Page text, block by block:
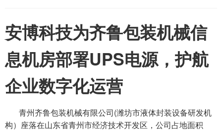
安博科技为齐鲁包装机械信
息机房部署UPS电源，护航
企业数字化运营
青州齐鲁包装机械有限公司(潍坊市液体封装设备研发机
构）座落在山东省青州市经济技术开发区，公司占地面积